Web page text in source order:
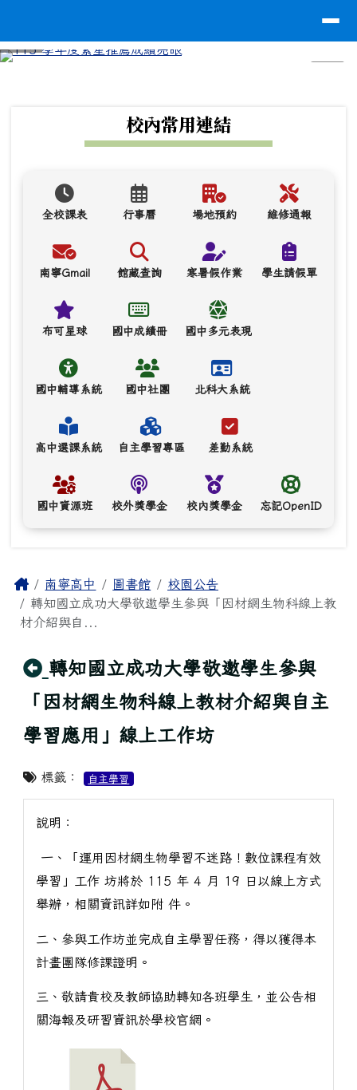
校內常用連結
全校課表 行事曆 場地預約 維修通報
南寧Gmail 館藏查詢 寒暑假作業 學生請假單
布可星球 國中成績冊 國中多元表現
國中輔導系統 國中社團 北科大系統
高中選課系統 自主學習專區 差勤系統
國中資源班 校外獎學金 校內獎學金 忘記OpenID
主內容區域
Home南寧高中 圖書館
校園公告
轉知國立成功大學敬邀學生參與「因材網生物科線上教
材介紹與自...
回上頁
轉知國立成功大學敬邀學生參與
「因材網生物科線上教材介紹與自主
學習應用」線上工作坊
標籤： 自主學習
說明：
一、「運用因材網生物學習不迷路！數位課程有效
學習」工作 坊將於 115 年 4 月 19 日以線上方式
舉辦，相關資訊詳如附 件。
二、參與工作坊並完成自主學習任務，得以獲得本
計畫團隊修課證明。
三、敬請貴校及教師協助轉知各班學生，並公告相
關海報及研習資訊於學校官網。